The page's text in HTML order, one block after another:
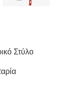
Στύλο